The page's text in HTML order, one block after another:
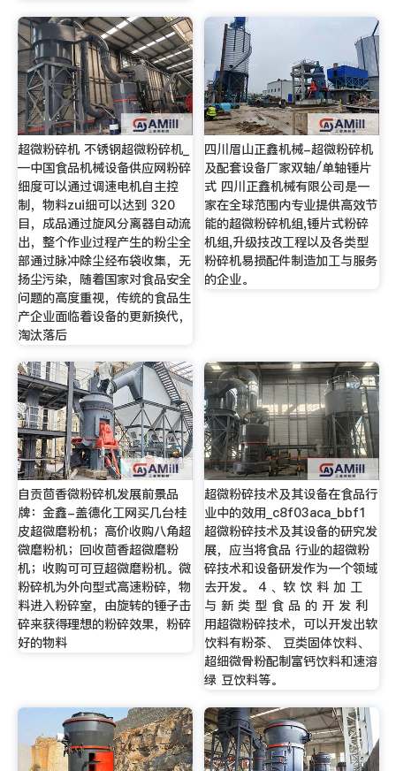
超微粉碎机 不锈钢超微粉碎机_
—中国食品机械设备供应网粉碎
细度可以通过调速电机自主控
制，物料zui细可以达到 320
目，成品通过旋风分离器自动流
出，整个作业过程产生的粉尘全
部通过脉冲除尘经布袋收集，无
扬尘污染，随着国家对食品安全
问题的高度重视，传统的食品生
产企业面临着设备的更新换代，
淘汰落后
四川眉山正鑫机械-超微粉碎机
及配套设备厂家双轴/单轴锤片
式 四川正鑫机械有限公司是一
家在全球范围内专业提供高效节
能的超微粉碎机组,锤片式粉碎
机组,升级技改工程以及各类型
粉碎机易损配件制造加工与服务
的企业。
自贡茴香微粉碎机发展前景品
牌：金鑫-盖德化工网买几台桂
皮超微磨粉机；高价收购八角超
微磨粉机；回收茴香超微磨粉
机；收购可可豆超微磨粉机。微
粉碎机为外向型式高速粉碎，物
料进入粉碎室，由旋转的锤子击
碎来获得理想的粉碎效果，粉碎
好的物料
超微粉碎技术及其设备在食品行
业中的效用_c8f03aca_bbf1
超微粉碎技术及其设备的研究发
展，应当将食品 行业的超微粉
碎技术和设备研发作为一个领域
去开发。 4 、软 饮 料 加 工
与 新 类 型 食 品 的 开 发 利
用超微粉碎技术，可以开发出软
饮料有粉茶、 豆类固体饮料、
超细微骨粉配制富钙饮料和速溶
绿 豆饮料等。